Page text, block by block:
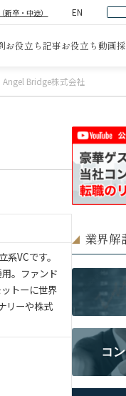
新卒・中途） EN
お役立ち記事お役立ち動画
Angel Bridge株式会社
VCです。
。ファンド
トーに世界
リーや株式
業界解
コ